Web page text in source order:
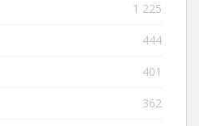
1 225
444
401
362